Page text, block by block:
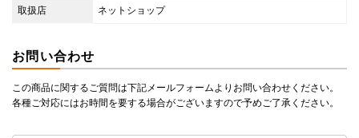
取扱店 ネットショップ
お問い合わせ
この商品に関するご質問は下記メールフォームよりお問い合わせください。
各種ご対応にはお時間を要する場合がございますので予めご了承ください。